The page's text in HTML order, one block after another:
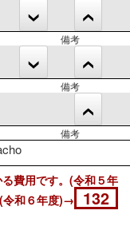
備考
備考
備考
費用です。(令和５年
和６年度)→
132